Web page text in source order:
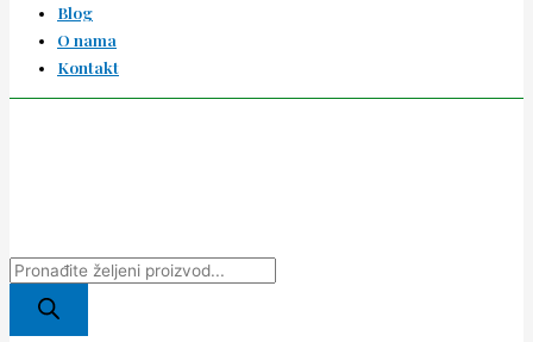
Blog
O nama
Kontakt